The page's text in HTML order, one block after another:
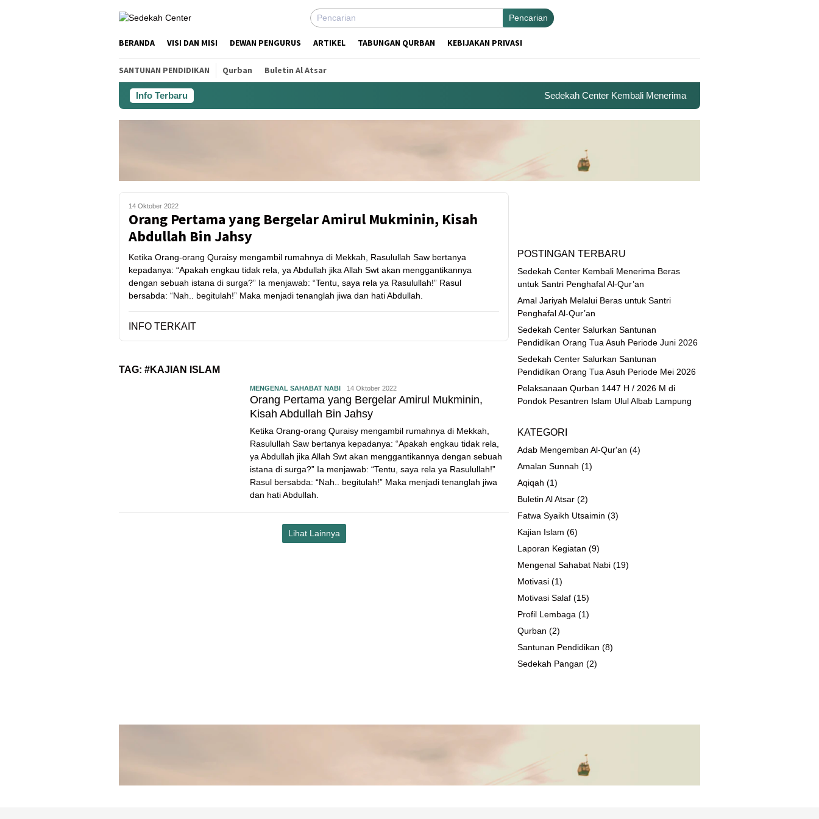
Pencarian
BERANDA VISI DAN MISI DEWAN PENGURUS ARTIKEL TABUNGAN QURBAN KEBIJAKAN PRIVASI
SANTUNAN PENDIDIKAN Qurban Buletin Al Atsar
Info Terbaru Sedekah Center Kembali Menerima Beras untuk Santri Penghafal Al-
14 Oktober 2022
Orang Pertama yang Bergelar Amirul Mukminin, Kisah
Abdullah Bin Jahsy
Ketika Orang-orang Quraisy mengambil rumahnya di Mekkah, Rasulullah Saw bertanya
kepadanya: “Apakah engkau tidak rela, ya Abdullah jika Allah Swt akan menggantikannya
dengan sebuah istana di surga?” Ia menjawab: “Tentu, saya rela ya Rasulullah!” Rasul
bersabda: “Nah.. begitulah!” Maka menjadi tenanglah jiwa dan hati Abdullah.
INFO TERKAIT
TAG: #KAJIAN ISLAM
MENGENAL SAHABAT NABI 14 Oktober 2022
Orang Pertama yang Bergelar Amirul Mukminin,
Kisah Abdullah Bin Jahsy
Ketika Orang-orang Quraisy mengambil rumahnya di Mekkah,
Rasulullah Saw bertanya kepadanya: “Apakah engkau tidak rela,
ya Abdullah jika Allah Swt akan menggantikannya dengan sebuah
istana di surga?” Ia menjawab: “Tentu, saya rela ya Rasulullah!”
Rasul bersabda: “Nah.. begitulah!” Maka menjadi tenanglah jiwa
dan hati Abdullah.
Lihat Lainnya
POSTINGAN TERBARU
Sedekah Center Kembali Menerima Beras
untuk Santri Penghafal Al-Qur’an
Amal Jariyah Melalui Beras untuk Santri
Penghafal Al-Qur’an
Sedekah Center Salurkan Santunan
Pendidikan Orang Tua Asuh Periode Juni 2026
Sedekah Center Salurkan Santunan
Pendidikan Orang Tua Asuh Periode Mei 2026
Pelaksanaan Qurban 1447 H / 2026 M di
Pondok Pesantren Islam Ulul Albab Lampung
KATEGORI
Adab Mengemban Al-Qur'an (4)
Amalan Sunnah (1)
Aqiqah (1)
Buletin Al Atsar (2)
Fatwa Syaikh Utsaimin (3)
Kajian Islam (6)
Laporan Kegiatan (9)
Mengenal Sahabat Nabi (19)
Motivasi (1)
Motivasi Salaf (15)
Profil Lembaga (1)
Qurban (2)
Santunan Pendidikan (8)
Sedekah Pangan (2)